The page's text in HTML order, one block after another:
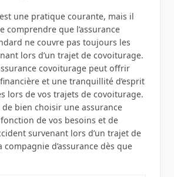
une pratique courante, mais il
comprendre que l’assurance
ne couvre pas toujours les
lors d’un trajet de covoiturage.
covoiturage peut offrir
et une tranquillité d’esprit
lors de vos trajets de covoiturage.
bien choisir une assurance
de vos besoins et de
survenant lors d’un trajet de
d’assurance dès que